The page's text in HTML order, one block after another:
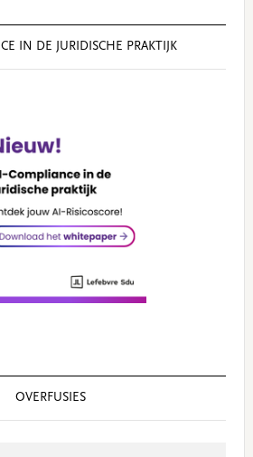
IN DE JURIDISCHE PRAKTIJK
OVERFUSIES